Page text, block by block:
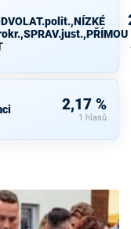
2,17 %
1 hlasů